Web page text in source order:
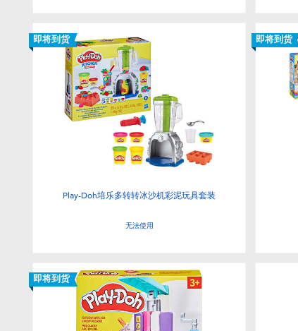
即将到货
Play-Doh培乐多转转冰沙机彩泥玩具套装
无法使用
即将到货
即将到货